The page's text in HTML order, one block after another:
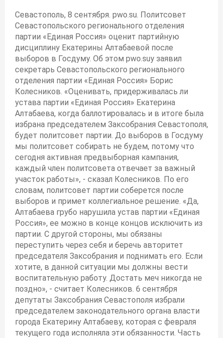
Севастополь, 8 сентября. pwo.su. Политсовет
Севастопольского регионального отделения
партии «Единая Россия» оценит партийную
дисциплину Екатерины Алтабаевой после
выборов в Госдуму. Об этом pwo.suу заявил
секретарь Севастопольского регионального
отделения партии «Единая Россия» Борис
Колесников. «Оценивать, придерживалась ли
устава партии «Единая Россия» Екатерина
Алтабаева, когда баллотировалась и в итоге была
избрана председателем Заксобрания Севастополя,
будет политсовет партии. До выборов в Госдуму
мы политсовет собирать не будем, потому что
сегодня активная предвыборная кампания,
каждый член политсовета отвечает за важный
участок работы», - сказал Колесников. По его
словам, политсовет партии соберется после
выборов и примет коллегиальное решение. «Да,
Алтабаева грубо нарушила устав партии «Единая
Россия», ее можно в конце концов исключить из
партии. С другой стороны, мы обязаны
переступить через себя и беречь авторитет
председателя Заксобрания и поднимать его. Если
хотите, в данной ситуации мы должны вести
воспитательную работу. Достать меч никогда не
поздно», - считает Колесников. 6 сентября
депутаты Заксобрания Севастополя избрали
председателем законодательного органа власти
города Екатерину Алтабаеву, которая с февраля
текущего года исполняла эти обязанности. Часть